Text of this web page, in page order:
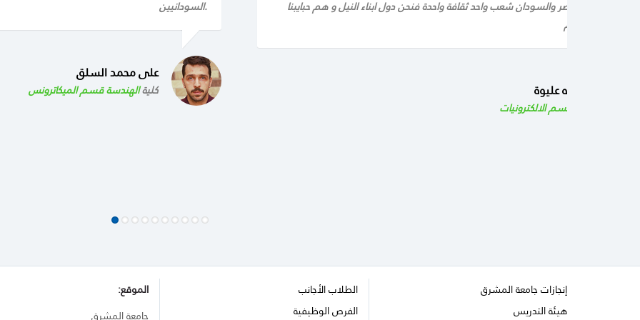
السودانيين.
على محمد السلق
كليةالهندسة قسم الميكاترونس
عن وصفه، مصر والسودان شعب واحد ثقافة واحدة فنحن دول ابناء النيل و هم حبايبنا
الود و الاحترام
اسامة عبد الله عليوة
الهندسة قسم الالكترونيات
الموقع:
جامعة المشرق
الطلاب الأجانب
الفرص الوظيفية
إنجازات جامعة المشرق
هيئة التدريس